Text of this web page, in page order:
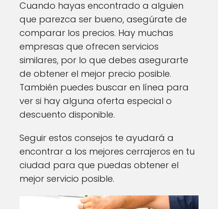
Cuando hayas encontrado a alguien
que parezca ser bueno, asegúrate de
comparar los precios. Hay muchas
empresas que ofrecen servicios
similares, por lo que debes asegurarte
de obtener el mejor precio posible.
También puedes buscar en línea para
ver si hay alguna oferta especial o
descuento disponible.
Seguir estos consejos te ayudará a
encontrar a los mejores cerrajeros en tu
ciudad para que puedas obtener el
mejor servicio posible.